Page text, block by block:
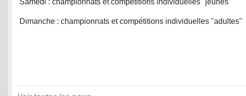
Dimanche : championnats et compétitions individuelles "adultes"